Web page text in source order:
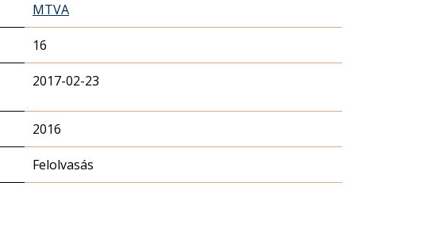
MTVA
16
2017-02-23
2016
Felolvasás